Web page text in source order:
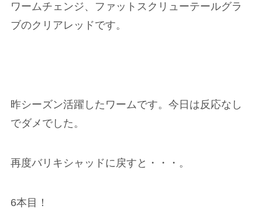
ワームチェンジ、ファットスクリューテールグラ
ブのクリアレッドです。
昨シーズン活躍したワームです。今日は反応なし
でダメでした。
再度バリキシャッドに戻すと・・・。
6本目！